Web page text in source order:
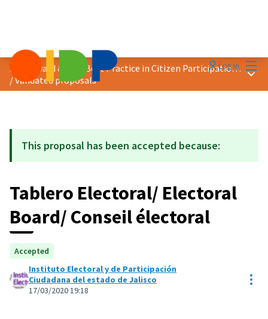
Log in
2020 Award &quot;Best Practice in Citizen Participation&quot;
/Validated proposals
Main
This proposal has been accepted because:
Tablero Electoral/ Electoral
Board/ Conseil électoral
Accepted
Instituto Electoral y de Participación
Ciudadana del estado de Jalisco
17/03/2020 19:18